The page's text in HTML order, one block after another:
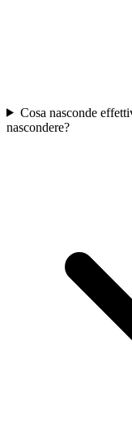
Cosa nasconde
nascondere?